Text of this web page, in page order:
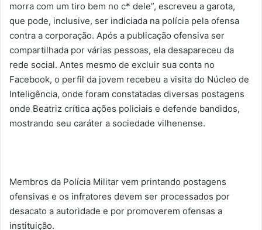
morra com um tiro bem no c* dele”, escreveu a garota,
que pode, inclusive, ser indiciada na polícia pela ofensa
contra a corporação. Após a publicação ofensiva ser
compartilhada por várias pessoas, ela desapareceu da
rede social. Antes mesmo de excluir sua conta no
Facebook, o perfil da jovem recebeu a visita do Núcleo de
Inteligência, onde foram constatadas diversas postagens
onde Beatriz crítica ações policiais e defende bandidos,
mostrando seu caráter a sociedade vilhenense.
Membros da Polícia Militar vem printando postagens
ofensivas e os infratores devem ser processados por
desacato a autoridade e por promoverem ofensas a
instituição.